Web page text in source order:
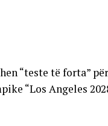
“teste të forta”
“Los Angeles